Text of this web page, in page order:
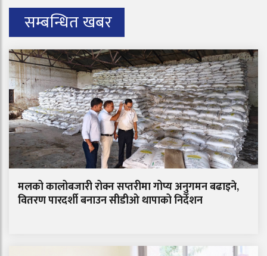
सम्बन्धित खबर
मलको कालोबजारी रोक्न सप्तरीमा गोप्य अनुगमन बढाइने,
वितरण पारदर्शी बनाउन सीडीओ थापाको निर्देशन